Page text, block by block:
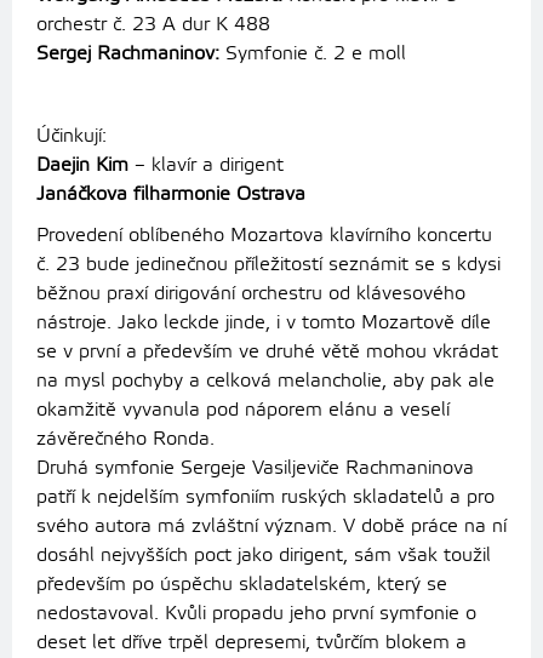
orchestr č. 23 A dur K 488
Sergej Rachmaninov: Symfonie č. 2 e moll
Účinkují:
Daejin Kim – klavír a dirigent
Janáčkova filharmonie Ostrava
Provedení oblíbeného Mozartova klavírního koncertu
č. 23 bude jedinečnou příležitostí seznámit se s kdysi
běžnou praxí dirigování orchestru od klávesového
nástroje. Jako leckde jinde, i v tomto Mozartově díle
se v první a především ve druhé větě mohou vkrádat
na mysl pochyby a celková melancholie, aby pak ale
okamžitě vyvanula pod náporem elánu a veselí
závěrečného Ronda.
Druhá symfonie Sergeje Vasiljeviče Rachmaninova
patří k nejdelším symfoniím ruských skladatelů a pro
svého autora má zvláštní význam. V době práce na ní
dosáhl nejvyšších poct jako dirigent, sám však toužil
především po úspěchu skladatelském, který se
nedostavoval. Kvůli propadu jeho první symfonie o
deset let dříve trpěl depresemi, tvůrčím blokem a